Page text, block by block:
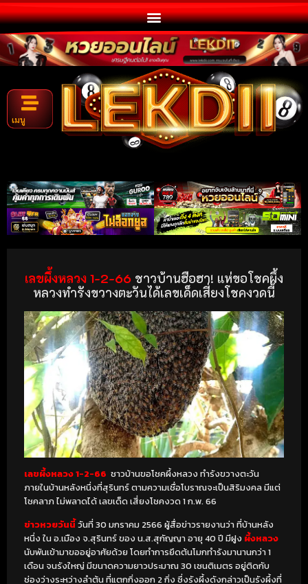
เมนู
เลขผึ้งหลวง 1-2-66 ชาวบ้านฮือฮา! แห่ขอโชคผึ้ง
หลวงทำรังขวางตะวันได้เลขเด็ดเสี่ยงโชคงวดนี้
เลขผึ้งหลวง 1-2-66 ชาวบ้านขอโชคผึ้งหลวง ทำรังขวางตะวัน
ภายในบ้านหลังหนึ่งที่สุรินทร์ ตามความเชื่อโบราณจะเป็นสิริมงคล มีแต่
โชคลาภ ไม่พลาดได้ เลขเด็ด เสี่ยงโชคงวด 1 ก.พ. 66
ข่าวหวยวันนี้ วันที่ 30 มกราคม 2566 ผู้สื่อข่าวรายงานว่า ที่บ้านหลัง
หนึ่ง ใน อ.เมือง จ.สุรินทร์ ของ น.ส.สุกัญญา อายุ 40 ปี มีฝูง ผึ้งหลวง
นับพันเข้ามาขออยู่อาศัยด้วย โดยทำการยึดต้นโมกทำรังมานานกว่า 1
เดือน จนรังใหญ่ มีขนาดความยาวประมาณ 30 เซนติเมตร อยู่ติดกับ
ช่องว่างระหว่างลำต้น ที่แตกกิ่งออก 2 กิ่ง ซึ่งรังผึ้งดังกล่าวเป็นรังผึ้งที่